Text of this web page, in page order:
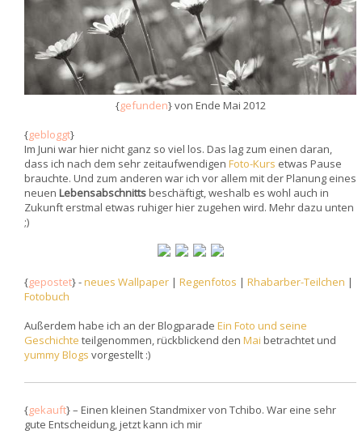
{gefunden} von Ende Mai 2012
{gebloggt}
Im Juni war hier nicht ganz so viel los. Das lag zum einen daran,
dass ich nach dem sehr zeitaufwendigen Foto-Kurs etwas Pause
brauchte. Und zum anderen war ich vor allem mit der Planung eines
neuen Lebensabschnittsbeschäftigt, weshalb es wohl auch in
Zukunft erstmal etwas ruhiger hier zugehen wird. Mehr dazu unten
;)
{gepostet} -neues Wallpaper | Regenfotos | Rhabarber-Teilchen |
Fotobuch
Außerdem habe ich an der Blogparade Ein Foto und seine
Geschichte teilgenommen, rückblickend den Mai betrachtet und
yummy Blogs vorgestellt :)
{gekauft} – Einen kleinen Standmixer von Tchibo. War eine sehr
gute Entscheidung, jetzt kann ich mir